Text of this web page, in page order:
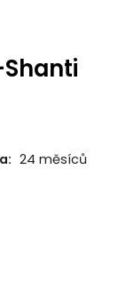
Shanti
24 měsíců